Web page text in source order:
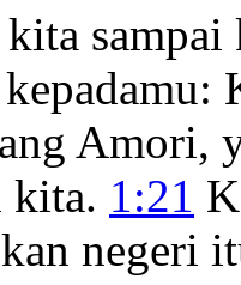
sampai
Amori,
1:21
negeri